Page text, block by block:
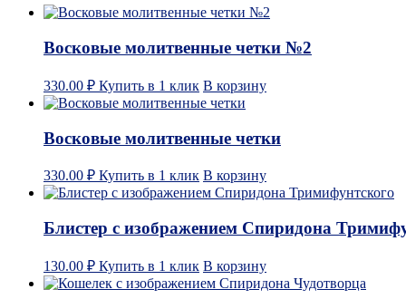
Восковые молитвенные четки №2
330.00 ₽ Купить в 1 клик В корзину
Восковые молитвенные четки
330.00 ₽ Купить в 1 клик В корзину
Блистер с изображением Спиридона
130.00 ₽ Купить в 1 клик В корзину